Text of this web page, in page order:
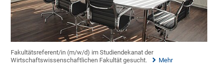
Fakultätsreferent/in (m/w/d) im Studiendekanat der
Wirtschaftswissenschaftlichen Fakultät gesucht.
Mehr